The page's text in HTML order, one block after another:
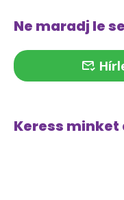
Ne maradj le
Keress minket